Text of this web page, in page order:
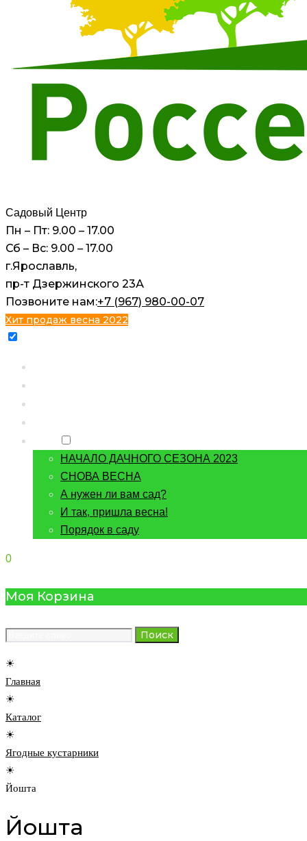
Садовый Центр
Пн – Пт: 9.00 – 17.00
Сб – Вс: 9.00 – 17.00
г.Ярославль,
пр-т Дзержинского 23А
Позвоните нам:+7 (967) 980-00-07
Хит продаж весна 2022
НАЧАЛО ДАЧНОГО СЕЗОНА 2023
СНОВА ВЕСНА
А нужен ли вам сад?
И так, пришла весна!
Порядок в саду
0
Моя Корзина
Поиск
☀
Главная
☀
Каталог
☀
Ягодные кустарники
☀
Йошта
Йошта